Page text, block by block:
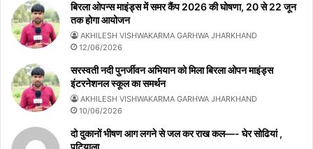
बिरला ओपन्स माइंड्स में समर कैंप 2026 की घोषणा, 20 से 22 जून
तक होगा आयोजन
AKHILESH VISHWAKARMA GARHWA JHARKHAND
12/06/2026
सरस्वती नदी पुनर्जीवन अभियान को मिला बिरला ओपन माइंड्स
इंटरनेशनल स्कूल का समर्थन
AKHILESH VISHWAKARMA GARHWA JHARKHAND
10/06/2026
दो दुकानों भीषण आग लगने से जल कर राख कल—- घेर सोढियां ,